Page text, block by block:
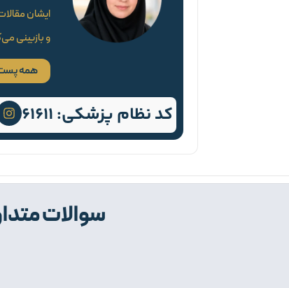
ایشان
و بازبینی
همه
کد نظام پزشکی: 61611
سوالات